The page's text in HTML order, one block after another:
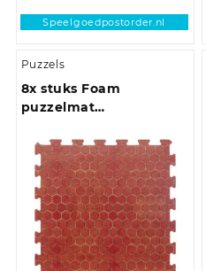
Speelgoedpostorder.nl
Puzzels
8x stuks Foam
puzzelmat
terracotta tegeltjes 50 x
50 cm